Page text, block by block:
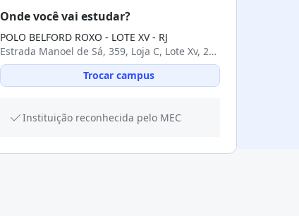
Onde você vai estudar?
POLO BELFORD ROXO - LOTE XV - RJ
Estrada Manoel de Sá, 359, Loja C, Lote Xv, 26183-582, Belford Roxo, RJ
Trocar campus
Instituição reconhecida pelo MEC